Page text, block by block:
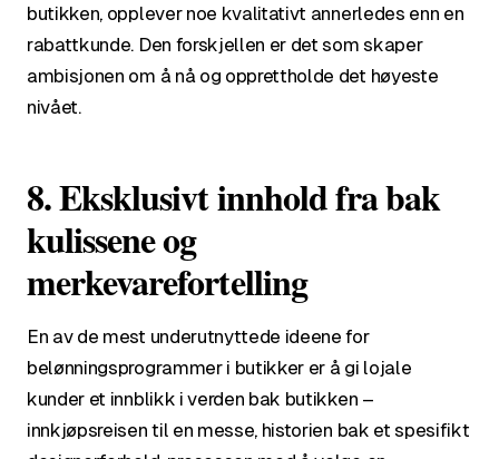
butikken, opplever noe kvalitativt annerledes enn en
rabattkunde. Den forskjellen er det som skaper
ambisjonen om å nå og opprettholde det høyeste
nivået.
8. Eksklusivt innhold fra bak
kulissene og
merkevarefortelling
En av de mest underutnyttede ideene for
belønningsprogrammer i butikker er å gi lojale
kunder et innblikk i verden bak butikken –
innkjøpsreisen til en messe, historien bak et spesifikt